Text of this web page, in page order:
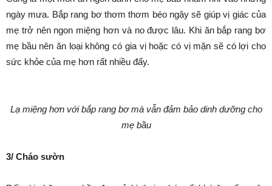
ngày mưa. Bắp rang bơ thơm thơm béo ngậy sẽ giúp vị giác của
mẹ trở nên ngon miệng hơn và no được lâu. Khi ăn bắp rang bơ
mẹ bầu nên ăn loại không có gia vị hoặc có vị mặn sẽ có lợi cho
sức khỏe của mẹ hơn rất nhiều đấy.
Lạ miệng hơn với bắp rang bơ mà vẫn đảm bảo dinh dưỡng cho
mẹ bầu
3/ Cháo sườn